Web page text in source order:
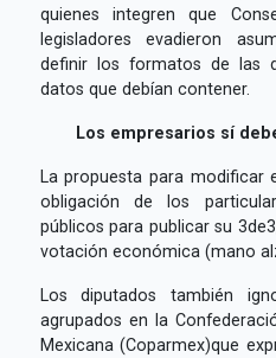
quienes integren que
legisladores evadieron
definir los formatos de las
datos que debían contener.
Los empresarios sí
La propuesta para modificar
obligación de los
públicos para publicar su
votación económica (mano
Los diputados también
agrupados en la
Mexicana (Coparmex)que